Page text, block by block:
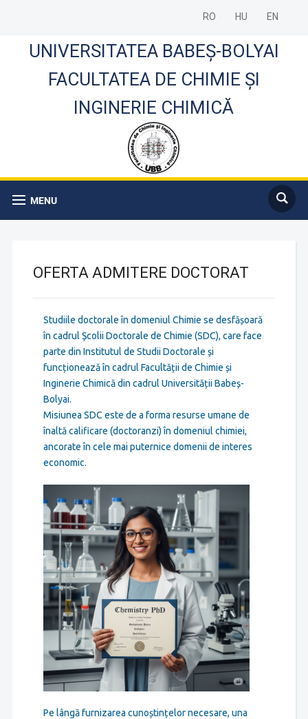
RO HU EN
UNIVERSITATEA BABEȘ-BOLYAI
FACULTATEA DE CHIMIE ȘI
INGINERIE CHIMICĂ
MENU
OFERTA ADMITERE DOCTORAT
Studiile doctorale în domeniul Chimie se desfășoară
în cadrul Școlii Doctorale de Chimie (SDC), care face
parte din Institutul de Studii Doctorale și
funcționează în cadrul Facultății de Chimie și
Inginerie Chimică din cadrul Universității Babeș-
Bolyai.
Misiunea SDC este de a forma resurse umane de
înaltă calificare (doctoranzi) în domeniul chimiei,
ancorate în cele mai puternice domenii de interes
economic.
Pe lângă furnizarea cunoștințelor necesare, una